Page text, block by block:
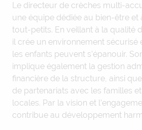
Le directeur de crèches multi-
une équipe dédiée au bien-être et
tout-petits. En veillant à la qualité
il crée un environnement sécurisé
les enfants peuvent s’épanouir.
implique également la gestion
financière de la structure, ainsi
de partenariats avec les familles
locales. Par la vision et
contribue au développement